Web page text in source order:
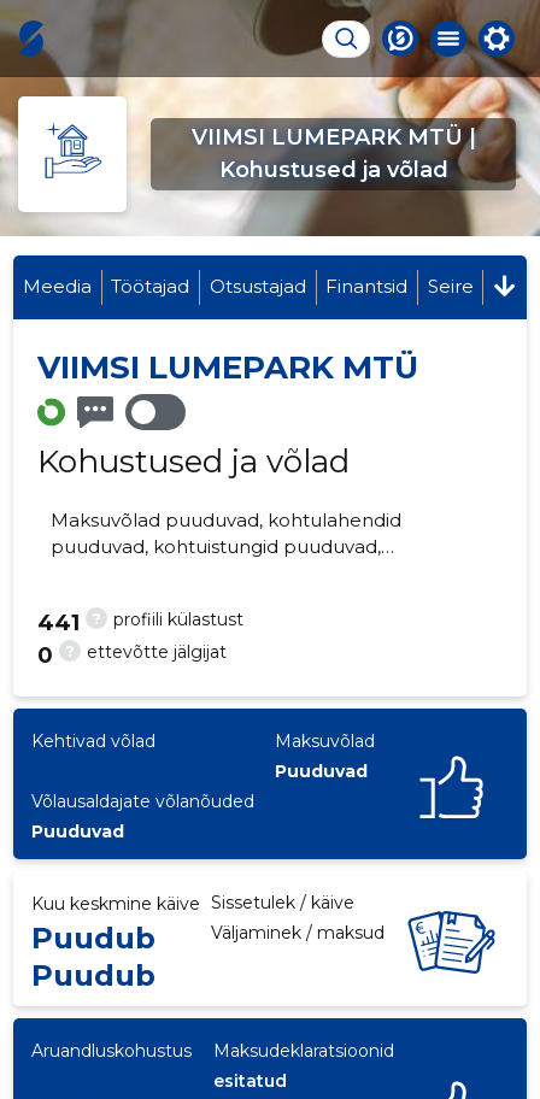
VIIMSI LUMEPARK MTÜ |
Kohustused ja võlad
Meedia Töötajad Otsustajad Finantsid Seire
VIIMSI LUMEPARK MTÜ
Kohustused ja võlad
Maksuvõlad puuduvad, kohtulahendid
puuduvad, kohtuistungid puuduvad,
5172941
? profiili külastust
441
? ettevõtte jälgijat
0
Kehtivad võlad
Maksuvõlad
Puuduvad
Võlausaldajate võlanõuded
Puuduvad
Kuu keskmine käive Sissetulek / käive
Puudub Väljaminek / maksud
Puudub
Aruandluskohustus
Maksudeklaratsioonid
esitatud